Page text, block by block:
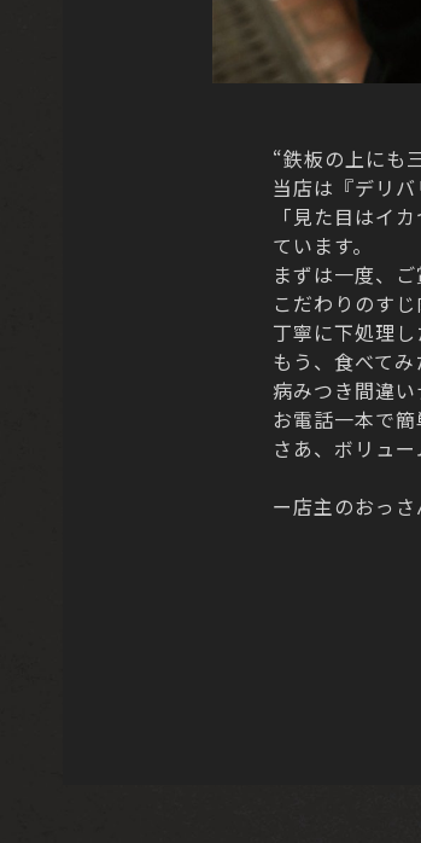
“鉄板の上にも
当店は『デリバ
「見た目はイ
ています。
まずは一度、
こだわりのす
丁寧に下処理
もう、食べて
病みつき間違
お電話一本で簡
さあ、ボリュ
ー店主のおっさ